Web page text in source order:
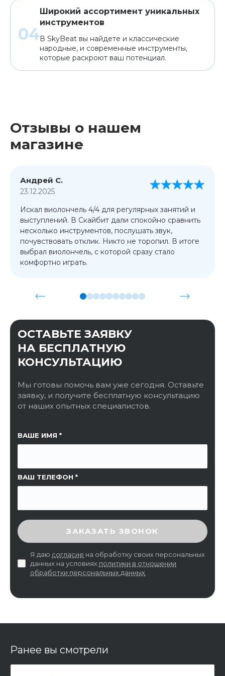
Широкий ассортимент уникальных
инструментов
В SkyBeat вы найдете и классические
народные, и современные инструменты,
которые раскроют ваш потенциал.
Отзывы о нашем
магазине
Андрей С.
23.12.2025
Искал виолончель 4/4 для регулярных занятий и
выступлений. В Скайбит дали спокойно сравнить
несколько инструментов, послушать звук,
почувствовать отклик. Никто не торопил. В итоге
выбрал виолончель, с которой сразу стало
комфортно играть.
ОСТАВЬТЕ ЗАЯВКУ
НА БЕСПЛАТНУЮ
КОНСУЛЬТАЦИЮ
Мы готовы помочь вам уже сегодня. Оставьте
заявку, и получите бесплатную консультацию
от наших опытных специалистов.
ВАШЕ ИМЯ
ВАШ ТЕЛЕФОН
ССЫЛКА НА СТРАНИЦУ
ВВЕДИТЕ ПРОВЕРОЧНЫЙ КОД
ЗАКАЗАТЬ ЗВОНОК
Я даю согласие на обработку своих персональных
данных на условиях политики в отношении
обработки персональных данных
Ранее вы смотрели